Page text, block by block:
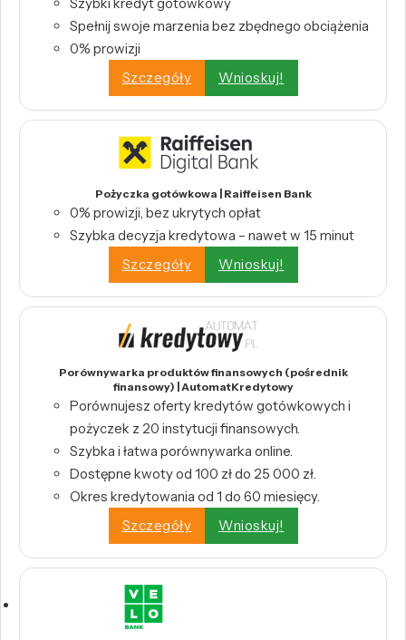
Spełnij swoje marzenia bez zbędnego obciążenia
0% prowizji
Szczegóły
Wnioskuj!
Pożyczka gotówkowa | Raiffeisen Bank
0% prowizji, bez ukrytych opłat
Szybka decyzja kredytowa – nawet w 15 minut
Szczegóły
Wnioskuj!
Porównywarka produktów finansowych (pośrednik
finansowy) | AutomatKredytowy
Porównujesz oferty kredytów gotówkowych i
pożyczek z 20 instytucji finansowych.
Szybka i łatwa porównywarka online.
Dostępne kwoty od 100 zł do 25 000 zł.
Okres kredytowania od 1 do 60 miesięcy.
Szczegóły
Wnioskuj!